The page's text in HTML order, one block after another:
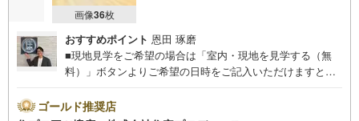
画像36枚
おすすめポイント 恩田 琢磨
■現地見学をご希望の場合は「室内・現地を見学する（無
料）」ボタンよりご希望の日時をご記入いただけますとス
リアに強い！ 住プロは大和市・綾瀬市エリアの不動産売買
ゴールド推奨店